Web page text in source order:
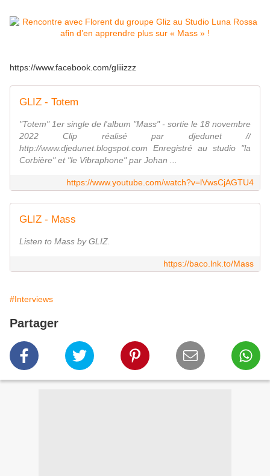
https://www.facebook.com/gliiizzz
GLIZ - Totem
"Totem" 1er single de l'album "Mass" - sortie le 18 novembre
2022 Clip réalisé par djedunet //
http://www.djedunet.blogspot.com Enregistré au studio "la
Corbière" et "le Vibraphone" par Johan ...
https://www.youtube.com/watch?v=lVwsCjAGTU4
GLIZ - Mass
Listen to Mass by GLIZ.
https://baco.lnk.to/Mass
#Interviews
Partager